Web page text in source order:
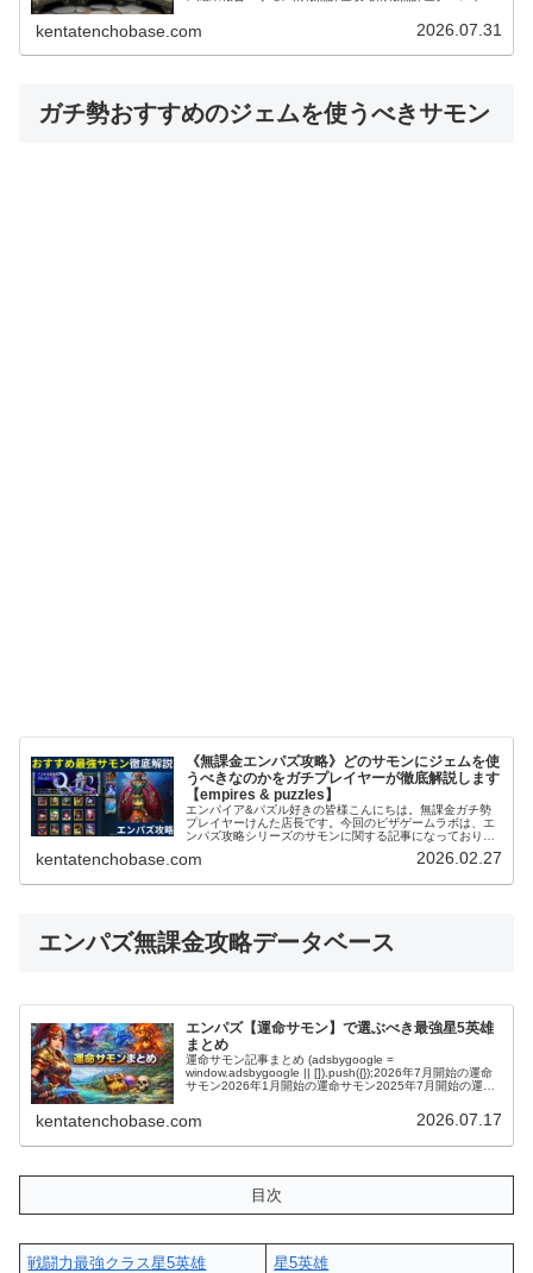
kentatenchobase.com 2026.07.31
ガチ勢おすすめのジェムを使うべきサモン
《無課金エンパズ攻略》どのサモンにジェムを使
うべきなのかをガチプレイヤーが徹底解説します
【empires & puzzles】
エンパイア&パズル好きの皆様こんにちは。無課金ガチ勢
プレイヤーけんた店長です。今回のピザゲームラボは、エ
ンパズ攻略シリーズのサモンに関する記事になっておりま
筆者が、多くのプレイヤーさんが迷...
kentatenchobase.com 2026.02.27
エンパズ無課金攻略データベース
エンパズ【運命サモン】で選ぶべき最強星5英雄
まとめ
運命サモン記事まとめ (adsbygoogle =
window.adsbygoogle || []).push({});2026年7月開始の運命
サモン2026年1月開始の運命サモン2025年7月開始の運命
kentatenchobase.com 2026.07.17
目次
戦闘力最強クラス星5英雄 星5英雄